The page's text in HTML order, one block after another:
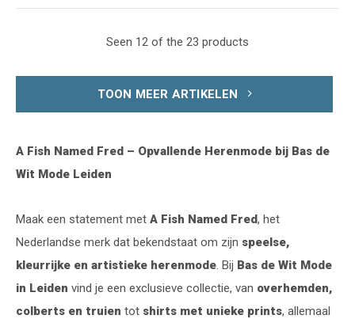
Seen 12 of the 23 products
TOON MEER ARTIKELEN
A Fish Named Fred – Opvallende Herenmode bij Bas de
Wit Mode Leiden
Maak een statement met A Fish Named Fred, het
Nederlandse merk dat bekendstaat om zijn speelse,
kleurrijke en artistieke herenmode. Bij Bas de Wit Mode
in Leiden vind je een exclusieve collectie, van overhemden,
colberts en truien tot shirts met unieke prints, allemaal